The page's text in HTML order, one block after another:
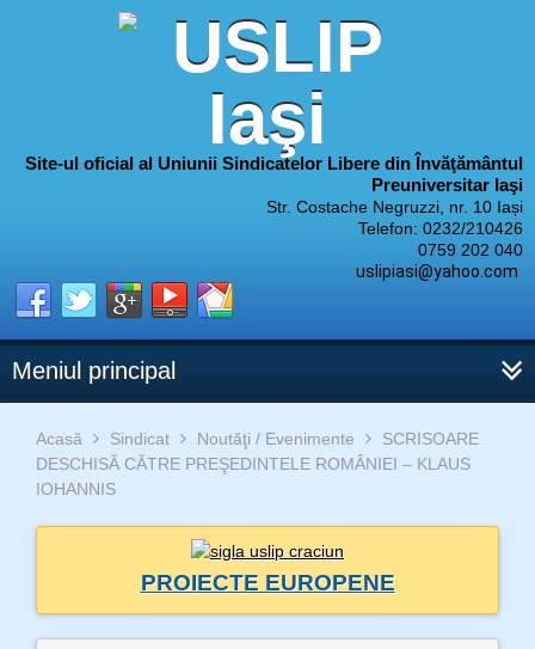
Site-ul oficial al Uniunii Sindicatelor Libere din Învăţământul
Preuniversitar Iaşi
Str. Costache Negruzzi, nr. 10 Iași
Telefon: 0232/210426
0759 202 040
uslipiasi@yahoo.com
Meniul principal
Acasă Sindicat Noutăţi / Evenimente
SCRISOARE
DESCHISĂ CĂTRE PREŞEDINTELE ROMÂNIEI – KLAUS
IOHANNIS
PROIECTE EUROPENE